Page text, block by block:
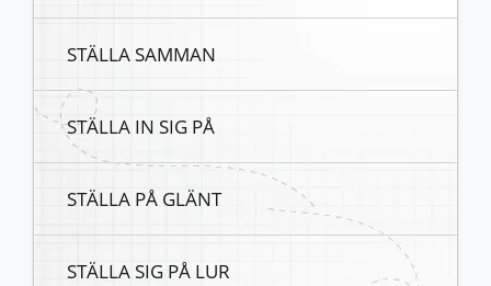
STÄLLA SAMMAN
STÄLLA IN SIG PÅ
STÄLLA PÅ GLÄNT
STÄLLA SIG PÅ LUR